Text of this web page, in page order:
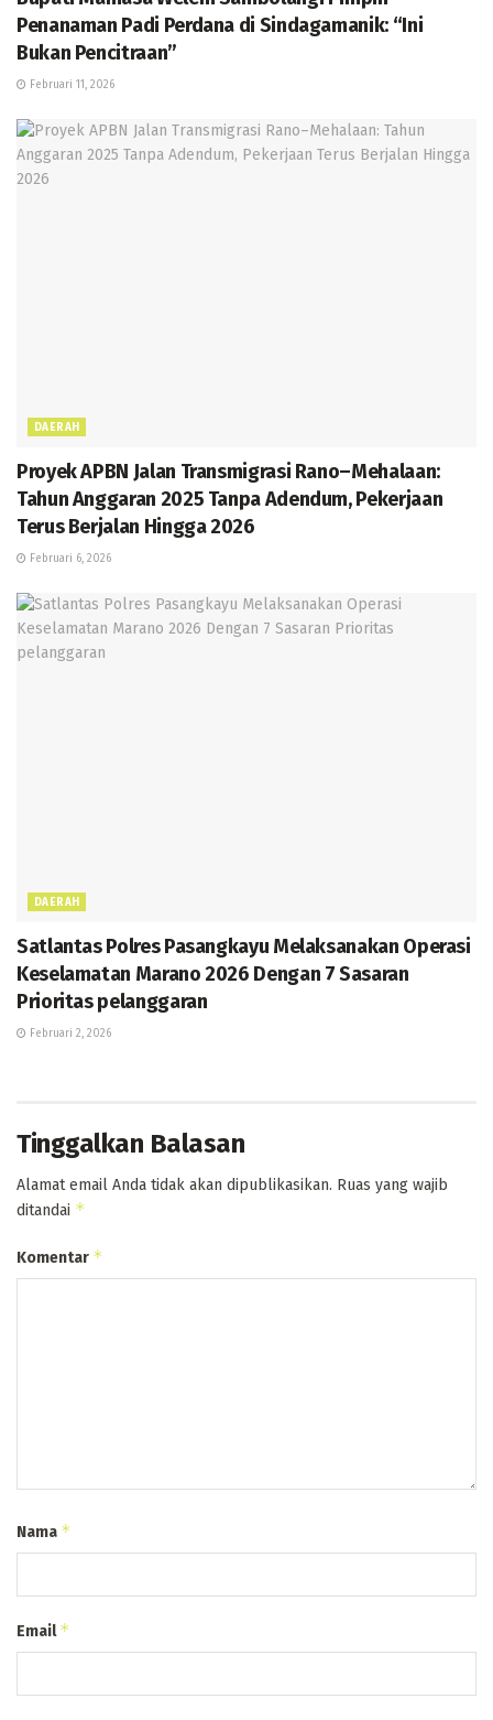
Penanaman Padi Perdana di Sindagamanik: “Ini
Bukan Pencitraan”
Februari 11, 2026
DAERAH
Proyek APBN Jalan Transmigrasi Rano–Mehalaan:
Tahun Anggaran 2025 Tanpa Adendum, Pekerjaan
Terus Berjalan Hingga 2026
Februari 6, 2026
DAERAH
Satlantas Polres Pasangkayu Melaksanakan Operasi
Keselamatan Marano 2026 Dengan 7 Sasaran
Prioritas pelanggaran
Februari 2, 2026
Tinggalkan Balasan
Alamat email Anda tidak akan dipublikasikan. Ruas yang wajib
ditandai *
Komentar *
Nama *
Email*